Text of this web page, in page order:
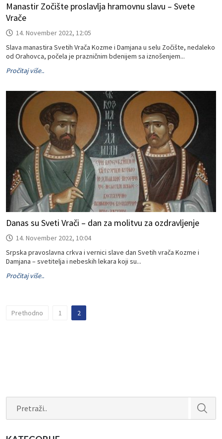
Manastir Zočište proslavlja hramovnu slavu – Svete
Vrače
14. November 2022, 12:05
Slava manastira Svetih Vrača Kozme i Damjana u selu Zočište, nedaleko
od Orahovca, počela je prazničnim bdenijem sa iznošenjem...
Pročitaj više..
Danas su Sveti Vrači – dan za molitvu za ozdravljenje
14. November 2022, 10:04
Srpska pravoslavna crkva i vernici slave dan Svetih vrača Kozme i
Damjana – svetitelja i nebeskih lekara koji su...
Pročitaj više..
Prethodno 1 2